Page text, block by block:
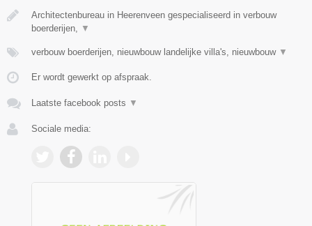
Architectenbureau in Heerenveen gespecialiseerd in verbouw
boerderijen, ▼
verbouw boerderijen, nieuwbouw landelijke villa's, nieuwbouw ▼
Er wordt gewerkt op afspraak.
Laatste facebook posts ▼
Sociale media: